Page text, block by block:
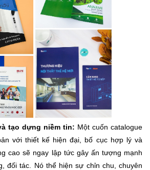
tạo dựng niềm tin: Một cuốn catalogue
với thiết kế hiện đại, bố cục hợp lý và
cao sẽ ngay lập tức gây ấn tượng mạnh
đối tác. Nó thể hiện sự chỉn chu, chuyên